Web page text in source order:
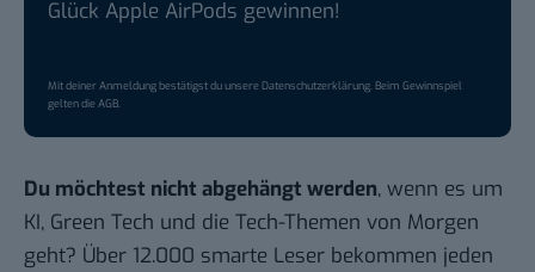
Glück Apple AirPods gewinnen!
Mit deiner Anmeldung bestätigst du unsereDatenschutzerklärung. Beim Gewinnspiel
gelten dieAGB.
Du möchtest nicht abgehängt werden, wenn es um
KI, Green Tech und die Tech-Themen von Morgen
geht? Über 12.000 smarte Leser bekommen jeden